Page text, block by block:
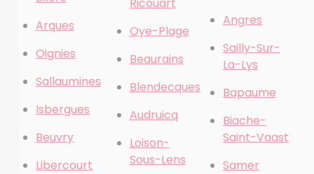
Arques
Oignies
Sallaumines
Isbergues
Beuvry
Libercourt
Oye-Plage
Beaurains
Blendecques
Audruicq
Loison-
Sous-Lens
Angres
Sailly-Sur-
La-Lys
Bapaume
Biache-
Saint-Vaast
Samer